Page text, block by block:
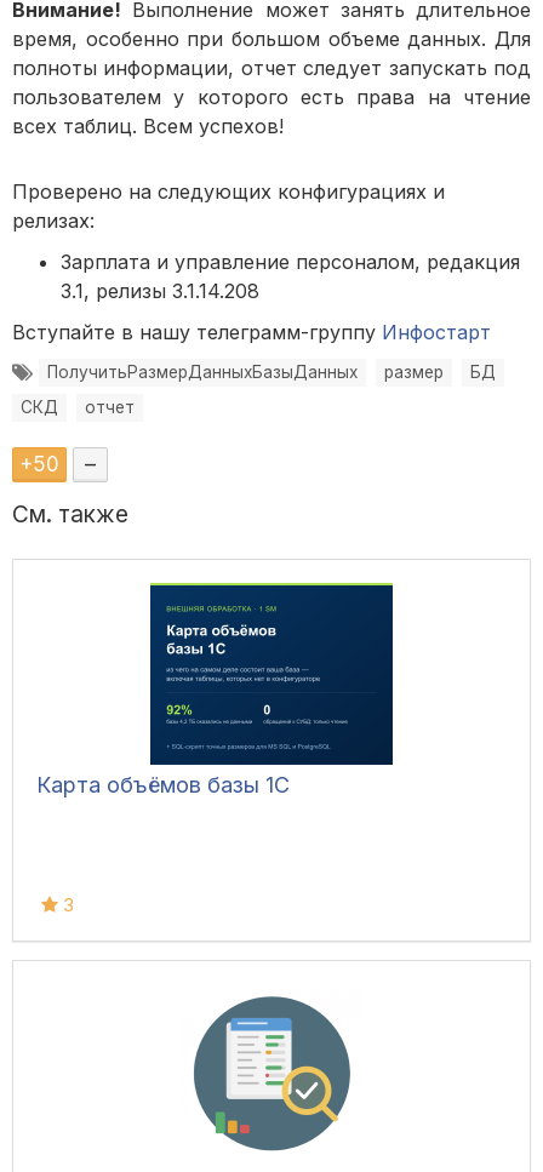
Внимание! Выполнение может занять длительное
время, особенно при большом объеме данных. Для
полноты информации, отчет следует запускать под
пользователем у которого есть права на чтение
всех таблиц. Всем успехов!
Проверено на следующих конфигурациях и
релизах:
Зарплата и управление персоналом, редакция
3.1, релизы 3.1.14.208
Вступайте в нашу телеграмм-группу Инфостарт
ПолучитьРазмерДанныхБазыДанных размер
БД
СКД
отчет
+50 –
См. также
Карта объёмов базы 1С
3